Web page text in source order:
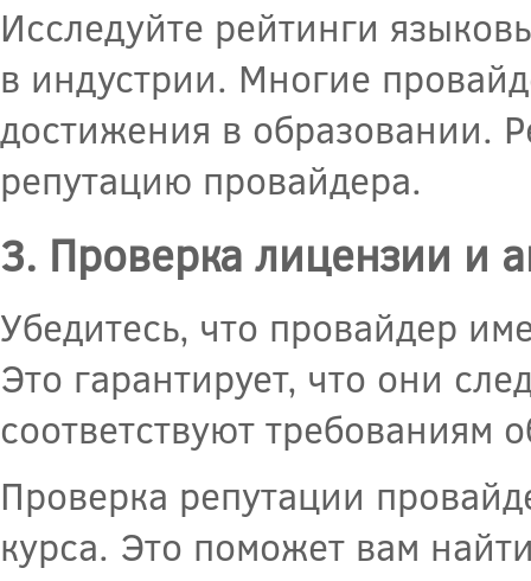
Исследуйте рейтинги
в индустрии. Многие
достижения в образовании.
репутацию провайдера.
3. Проверка лицензии и
Убедитесь, что провайдер
Это гарантирует, что они
соответствуют требованиям
Проверка репутации
курса. Это поможет вам